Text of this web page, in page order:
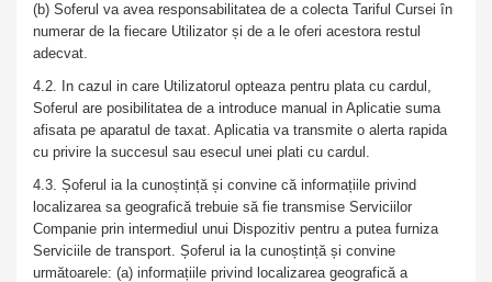
(b) Soferul va avea responsabilitatea de a colecta Tariful Cursei în
numerar de la fiecare Utilizator și de a le oferi acestora restul
adecvat.
4.2. In cazul in care Utilizatorul opteaza pentru plata cu cardul,
Soferul are posibilitatea de a introduce manual in Aplicatie suma
afisata pe aparatul de taxat. Aplicatia va transmite o alerta rapida
cu privire la succesul sau esecul unei plati cu cardul.
4.3. Șoferul ia la cunoștință și convine că informațiile privind
localizarea sa geografică trebuie să fie transmise Serviciilor
Companie prin intermediul unui Dispozitiv pentru a putea furniza
Serviciile de transport. Șoferul ia la cunoștință și convine
următoarele: (a) informațiile privind localizarea geografică a